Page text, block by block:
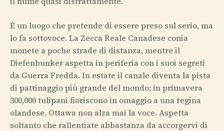
È un luogo che pretende di essere preso sul serio, ma
lo fa sottovoce. La Zecca Reale Canadese conia
monete a poche strade di distanza, mentre il
Diefenbunker aspetta in periferia con i suoi segreti
da Guerra Fredda. In estate il canale diventa la pista
di pattinaggio più grande del mondo; in primavera
300,000 tulipani fioriscono in omaggio a una regina
olandese. Ottawa non alza mai la voce. Aspetta
soltanto che rallentiate abbastanza da accorgervi di